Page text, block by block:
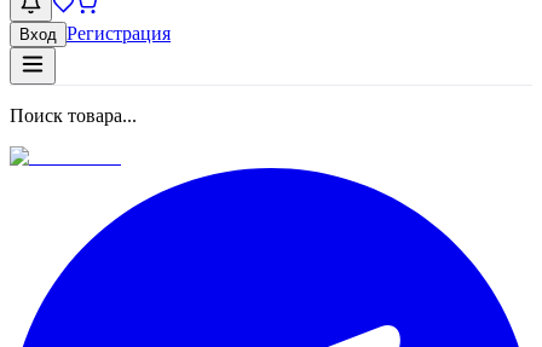
Вход Регистрация
Поиск товара...